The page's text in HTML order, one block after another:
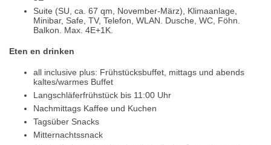
Suite (SU, ca. 67 qm, November-März), Klimaanlage,
Minibar, Safe, TV, Telefon, WLAN. Dusche, WC, Föhn.
Balkon. Max. 4E+1K.
Eten en drinken
all inclusive plus: Frühstücksbuffet, mittags und abends
kaltes/warmes Buffet
Langschläferfrühstück bis 11:00 Uhr
Nachmittags Kaffee und Kuchen
Tagsüber Snacks
Mitternachtssnack